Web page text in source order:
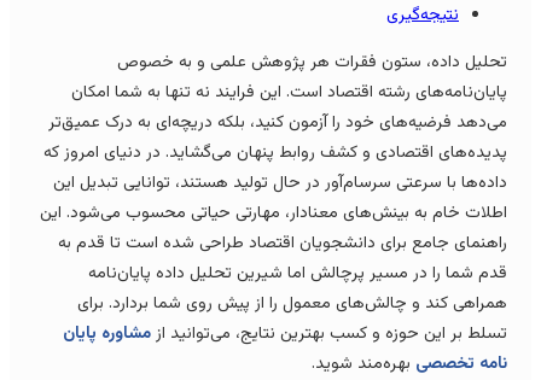
نتیجه‌گیری
داده، ستون فقرات هر پژوهش علمی و به خصوص
رشته اقتصاد است. این فرایند نه تنها به شما امکان
فرضیه‌های خود را آزمون کنید، بلکه دریچه‌ای به درک عمیق‌تر
اقتصادی و کشف روابط پنهان می‌گشاید. در دنیای امروز که
با سرعتی سرسام‌آور در حال تولید هستند، توانایی تبدیل این
خام به بینش‌های معنادار، مهارتی حیاتی محسوب می‌شود. این
جامع برای دانشجویان اقتصاد طراحی شده است تا قدم به
شما را در مسیر پرچالش اما شیرین تحلیل داده پایان‌نامه
کند و چالش‌های معمول را از پیش روی شما بردارد. برای
بر این حوزه و کسب بهترین نتایج، می‌توانید ازمشاوره پایان
تخصصیبهره‌مند شوید.